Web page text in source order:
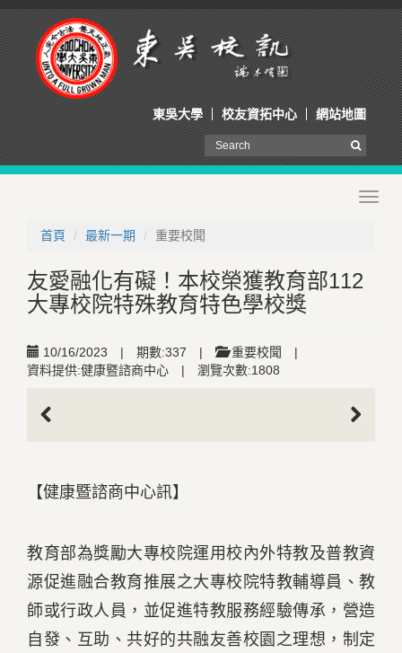
東吳大學 校友資拓中心 網站地圖
首頁
最新一期 重要校聞
友愛融化有礙！本校榮獲教育部112
大專校院特殊教育特色學校獎
10/16/2023 | 期數:337 | 重要校聞
|
資料提供:健康暨諮商中心
| 瀏覽次數:1808
【健康暨諮商中心訊】
教育部為獎勵大專校院運用校內外特教及普教資
源促進融合教育推展之大專校院特教輔導員、教
師或行政人員，並促進特教服務經驗傳承，營造
自發、互助、共好的共融友善校園之理想，制定